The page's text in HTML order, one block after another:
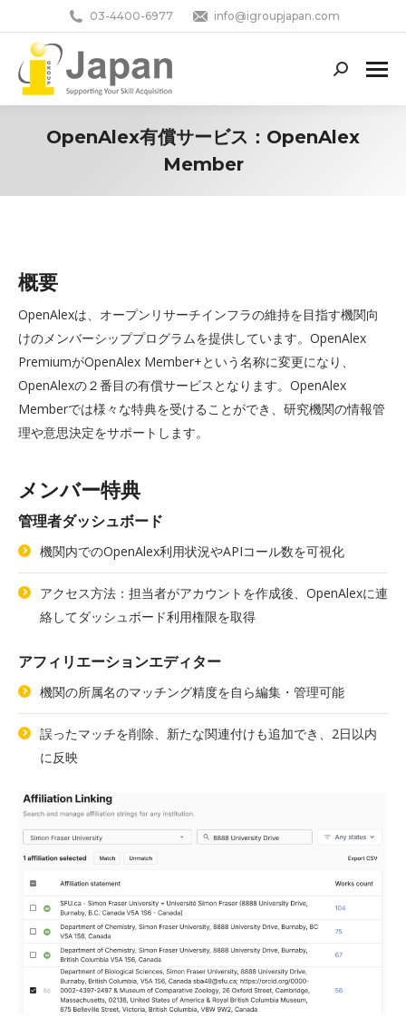
03-4400-6977 info@igroupjapan.com
Search:
OpenAlex有償サービス：OpenAlex
Member
概要
OpenAlexは、オープンリサーチインフラの維持を目指す機関向
けのメンバーシッププログラムを提供しています。OpenAlex
PremiumがOpenAlex Member+という名称に変更になり、
OpenAlexの２番目の有償サービスとなります。OpenAlex
Memberでは様々な特典を受けることができ、研究機関の情報管
理や意思決定をサポートします。
メンバー特典
管理者ダッシュボード
機関内でのOpenAlex利用状況やAPIコール数を可視化
アクセス方法：担当者がアカウントを作成後、OpenAlexに連
絡してダッシュボード利用権限を取得
アフィリエーションエディター
機関の所属名のマッチング精度を自ら編集・管理可能
誤ったマッチを削除、新たな関連付けも追加でき、2日以内
に反映